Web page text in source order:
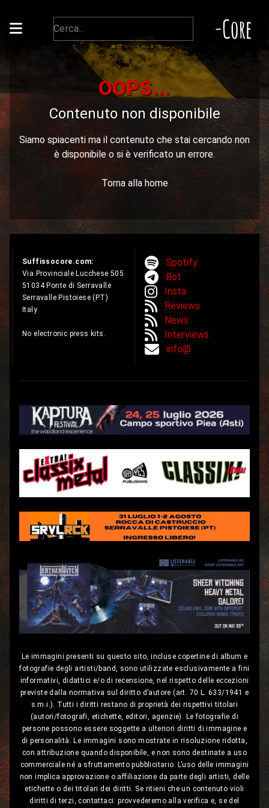
-Core
OOPS...
Contenuto non disponibile
Siamo spiacenti ma il contenuto che stai cercando non
è disponibile o si è verificato un errore.
Torna alla home
Suffissocore.com:
Via Provinciale Lucchese 505
51034 Ponte di Serravalle
Serravalle Pistoiese (PT)
Italy
No electronic press kits.
Spotify
Bot
Insta
Reviews
News
Interviews
info@
Le immagini presenti su questo sito, incluse copertine di album e
fotografie degli artisti/band, sono utilizzate esclusivamente a fini
informativi, didattici e/o di recensione, nel rispetto delle eccezioni
previste dalla normativa sul diritto d’autore (art. 70 L. 633/1941 e
s.m.i.). Tutti i diritti restano di proprietà dei rispettivi titolari
(autori/fotografi, etichette, editori, agenzie). Le fotografie di
persone possono essere soggette a ulteriori diritti di immagine e
di personalità. Le immagini sono mostrate in risoluzione ridotta,
con attribuzione quando disponibile, e non sono destinate a uso
commerciale né a sfruttamento pubblicitario. L’uso delle immagini
non implica approvazione o affiliazione da parte degli artisti, delle
etichette o dei titolari dei diritti. Se ritieni che un contenuto violi
diritti di terzi, contattaci: provvederemo alla verifica e, se del